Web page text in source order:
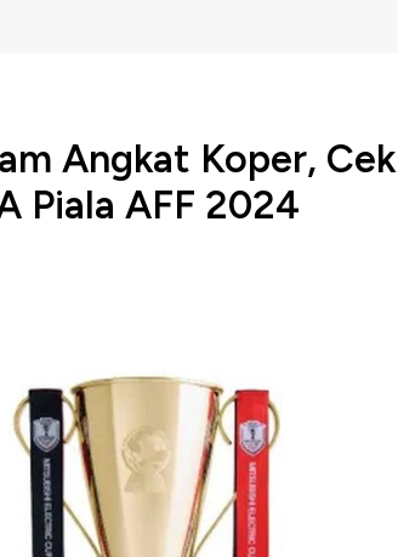
Angkat Koper, Cek
Piala AFF 2024